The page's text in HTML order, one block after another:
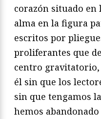
corazón situado
alma en la figura
escritos por
proliferantes que
centro
él sin que los
sin que tengamos
hemos